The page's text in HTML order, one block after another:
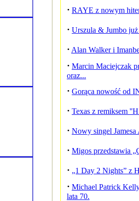
· RAYE z nowym
· Urszula & Jumbo
· Alan Walker i
· Marcin Maciejczak
oraz...
· Gorąca nowość od
· Texas z remiksem
· Nowy singel Jamesa
· Migos przedstawia
· „1 Day 2 Nights” z
· Michael Patrick
lata 70.